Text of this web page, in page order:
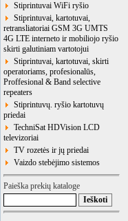
Stiprintuvai WiFi ryšio
Stiprintuvai, kartotuvai,
retransliatoriai GSM 3G UMTS
4G LTE interneto ir mobiliojo ryšio
skirti galutiniam vartotojui
Stiprintuvai, kartotuvai, skirti
operatoriams, profesionalūs,
Proffesional & Band selective
repeaters
Stiprintuvų. ryšio kartotuvų
priedai
TechniSat HDVision LCD
televizoriai
TV rozetės ir jų priedai
Vaizdo stebėjimo sistemos
Paieška prekių kataloge